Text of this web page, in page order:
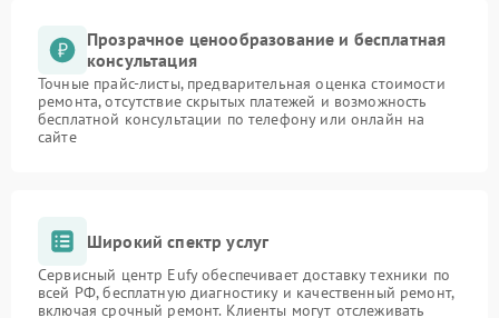
Прозрачное ценообразование и бесплатная
консультация
Точные прайс-листы, предварительная оценка стоимости
ремонта, отсутствие скрытых платежей и возможность
бесплатной консультации по телефону или онлайн на
сайте
Широкий спектр услуг
Сервисный центр Eufy обеспечивает доставку техники по
всей РФ, бесплатную диагностику и качественный ремонт,
включая срочный ремонт. Клиенты могут отслеживать